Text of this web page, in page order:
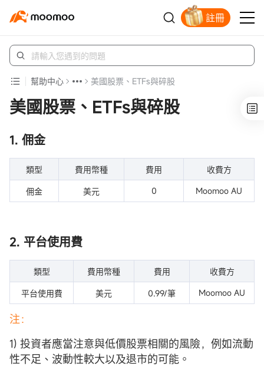
註冊
幫助中心 美國股票、ETFs與碎股
美國股票、ETFs與碎股
1. 佣金
類型 費用幣種 費用
收費方
佣金
美元 0 Moomoo AU
2. 平台使用費
類型 費用幣種 費用
收費方
平台使用費
美元 0.99/筆 Moomoo AU
注：
1) 投資者應當注意與低價股票相關的風險，例如流動
性不足、波動性較大以及退市的可能。